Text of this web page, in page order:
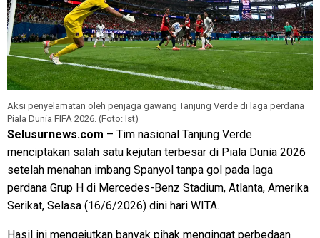
Aksi penyelamatan oleh penjaga gawang Tanjung Verde di laga perdana
Piala Dunia FIFA 2026. (Foto: Ist)
Selusurnews.com – Tim nasional Tanjung Verde
menciptakan salah satu kejutan terbesar di Piala Dunia 2026
setelah menahan imbang Spanyol tanpa gol pada laga
perdana Grup H di Mercedes-Benz Stadium, Atlanta, Amerika
Serikat, Selasa (16/6/2026) dini hari WITA.
Hasil ini mengejutkan banyak pihak mengingat perbedaan